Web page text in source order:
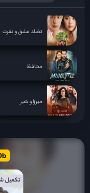
تضاد عشق و نفرت
محافظ
میرزا و هیر
تکمیل